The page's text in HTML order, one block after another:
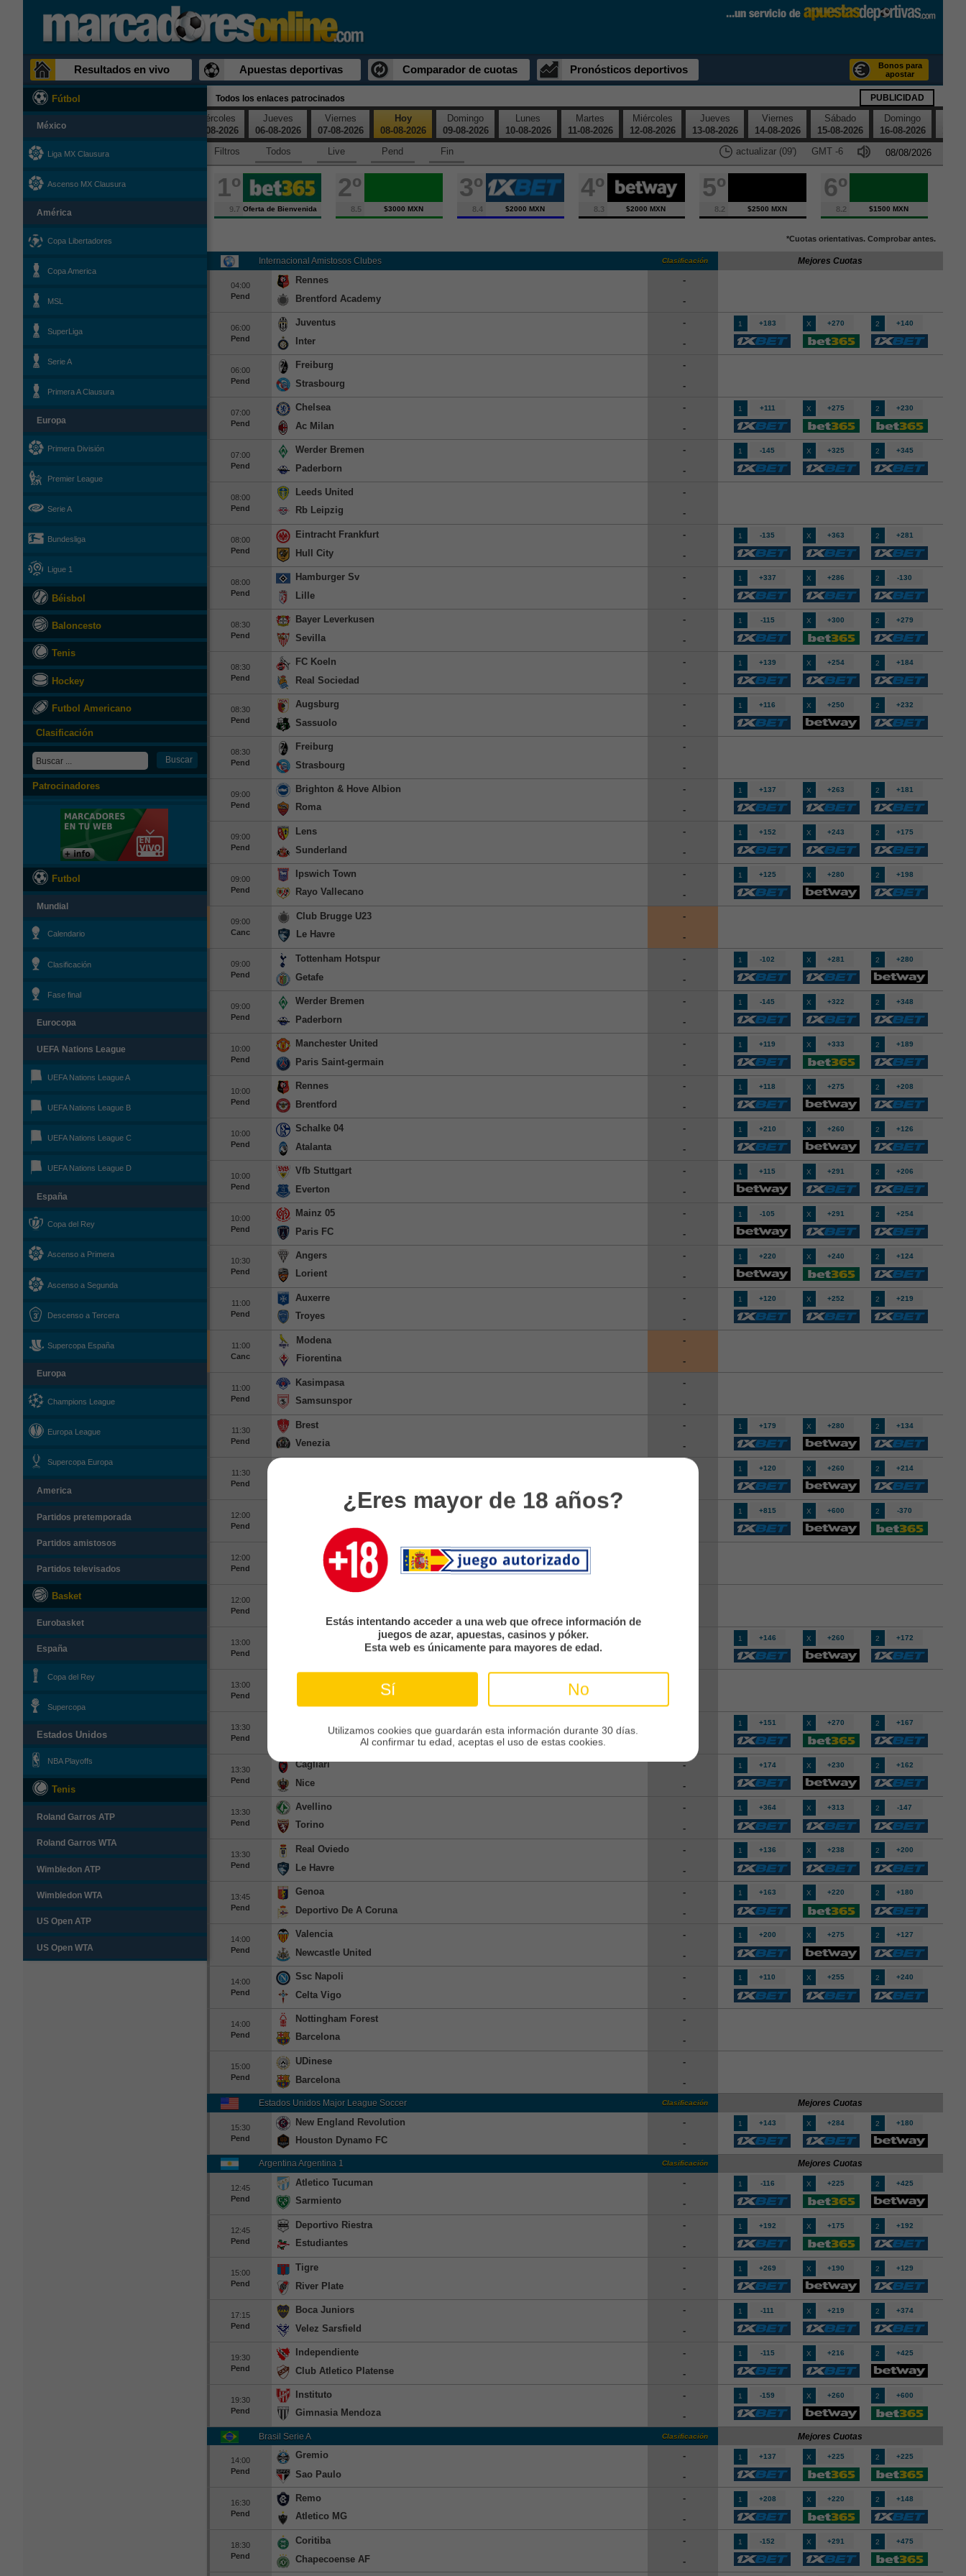
Resultados en vivo Apuestas deportivas Comparador de cuotas Pronósticos deportivos
Bonos para
apostar
Fútbol
México
Liga MX Clausura
Ascenso MX Clausura
América
Copa Libertadores
Copa America
MSL
SuperLiga
Serie A
Primera A Clausura
Europa
Primera División
Premier League
Serie A
Bundesliga
Ligue 1
Béisbol
Baloncesto
Tenis
Hockey
Futbol Americano
Clasificación
Patrocinadores
Futbol
Mundial
Calendario
Clasificación
Fase final
Eurocopa
UEFA Nations League
UEFA Nations League A
UEFA Nations League B
UEFA Nations League C
UEFA Nations League D
España
Copa del Rey
Ascenso a Primera
Ascenso a Segunda
Descenso a Tercera
Supercopa España
Europa
Champions League
Europa League
Supercopa Europa
America
Partidos pretemporada
Partidos amistosos
Partidos televisados
Basket
Eurobasket
España
Copa del Rey
Supercopa
Estados Unidos
NBA Playoffs
Tenis
Roland Garros ATP
Roland Garros WTA
Wimbledon ATP
Wimbledon WTA
US Open ATP
US Open WTA
Todos los enlaces patrocinados PUBLICIDAD
02-08-2026
Miércoles
05-08-2026
Jueves
06-08-2026
Viernes
07-08-2026
Hoy
08-08-2026
Domingo
09-08-2026
Lunes
10-08-2026
Martes
11-08-2026
Miércoles
12-08-2026
Jueves
13-08-2026
Viernes
14-08-2026
Sábado
15-08-2026
Domingo
16-08-2026
Filtros
Todos Live Pend Fin GMT -6
actualizar (08')
1º
9.7 Oferta de Bienvenida
2º
8.5 $3000 MXN
3º
8.4 $2000 MXN
4º
8.3 $2000 MXN
5º
8.2 $2500 MXN
6º
8.2 $1500 MXN
*Cuotas orientativas. Comprobar antes.
Internacional Amistosos Clubes Mejores Cuotas
Clasificación
04:00
Pend
Rennes
Brentford Academy
-
-
06:00
Pend
Juventus
Inter
-
-
1 +183 X +270 2 +140
06:00
Pend
Freiburg
Strasbourg
-
-
07:00
Pend
Chelsea
Ac Milan
-
-
1 +111 X +275 2 +230
07:00
Pend
Werder Bremen
Paderborn
-
-
1 -145 X +325 2 +345
08:00
Pend
Leeds United
Rb Leipzig
-
-
08:00
Pend
Eintracht Frankfurt
Hull City
-
-
1 -135 X +363 2 +281
08:00
Pend
Hamburger Sv
Lille
-
-
1 +337 X +286 2 -130
08:30
Pend
Bayer Leverkusen
Sevilla
-
-
1 -115 X +300 2 +279
08:30
Pend
FC Koeln
Real Sociedad
-
-
1 +139 X +254 2 +184
08:30
Pend
Augsburg
Sassuolo
-
-
1 +116 X +250 2 +232
08:30
Pend
Freiburg
Strasbourg
-
-
09:00
Pend
Brighton & Hove Albion
Roma
-
-
1 +137 X +263 2 +181
09:00
Pend
Lens
Sunderland
-
-
1 +152 X +243 2 +175
09:00
Pend
Ipswich Town
Rayo Vallecano
-
-
1 +125 X +280 2 +198
09:00
Canc
Club Brugge U23
Le Havre
-
-
09:00
Pend
Tottenham Hotspur
Getafe
-
-
1 -102 X +281 2 +280
09:00
Pend
Werder Bremen
Paderborn
-
-
1 -145 X +322 2 +348
10:00
Pend
Manchester United
Paris Saint-germain
-
-
1 +119 X +333 2 +189
10:00
Pend
Rennes
Brentford
-
-
1 +118 X +275 2 +208
10:00
Pend
Schalke 04
Atalanta
-
-
1 +210 X +260 2 +126
10:00
Pend
Vfb Stuttgart
Everton
-
-
1 +115 X +291 2 +206
10:00
Pend
Mainz 05
Paris FC
-
-
1 -105 X +291 2 +254
10:30
Pend
Angers
Lorient
-
-
1 +220 X +240 2 +124
11:00
Pend
Auxerre
Troyes
-
-
1 +120 X +252 2 +219
11:00
Canc
Modena
Fiorentina
-
-
11:00
Pend
Kasimpasa
Samsunspor
-
-
11:30
Pend
Brest
Venezia
-
-
1 +179 X +280 2 +134
11:30
Pend
1 +120 X +260 2 +214
12:00
Pend
Ferencvaros
Real Madrid
1 +815 X +600 2 -370
12:00
Pend
Rizespor
Pyramids FC
12:00
Pend
13:00
Pend
1 +146 X +260 2 +172
13:00
Pend
13:30
Pend
AFc Bournemouth
1 +151 X +270 2 +167
13:30
Pend
Cagliari
Nice
-
-
1 +174 X +230 2 +162
13:30
Pend
Avellino
Torino
-
-
1 +364 X +313 2 -147
13:30
Pend
Real Oviedo
Le Havre
-
-
1 +136 X +238 2 +200
13:45
Pend
Genoa
Deportivo De A Coruna
-
-
1 +163 X +220 2 +180
14:00
Pend
Valencia
Newcastle United
-
-
1 +200 X +275 2 +127
14:00
Pend
Ssc Napoli
Celta Vigo
-
-
1 +110 X +255 2 +240
14:00
Pend
Nottingham Forest
Barcelona
-
-
15:00
Pend
UDinese
Barcelona
-
-
Estados Unidos Major League Soccer Mejores Cuotas
Clasificación
15:30
Pend
New England Revolution
Houston Dynamo FC
-
-
1 +143 X +284 2 +180
Argentina Argentina 1 Mejores Cuotas
Clasificación
12:45
Pend
Atletico Tucuman
Sarmiento
-
-
1 -116 X +225 2 +425
12:45
Pend
Deportivo Riestra
Estudiantes
-
-
1 +192 X +175 2 +192
15:00
Pend
Tigre
River Plate
-
-
1 +269 X +190 2 +129
17:15
Pend
Boca Juniors
Velez Sarsfield
-
-
1 -111 X +219 2 +374
19:30
Pend
Independiente
Club Atletico Platense
-
-
1 -115 X +216 2 +425
19:30
Pend
Instituto
Gimnasia Mendoza
-
-
1 -159 X +260 2 +600
Brasil Serie A Mejores Cuotas
Clasificación
14:00
Pend
Gremio
Sao Paulo
-
-
1 +137 X +225 2 +225
16:30
Pend
Remo
Atletico MG
-
-
1 +208 X +220 2 +148
18:30
Pend
Coritiba
Chapecoense AF
-
-
1 -152 X +291 2 +475
¿Eres mayor de 18 años?
Estás intentando acceder a una web que ofrece información de
juegos de azar, apuestas, casinos y póker.
Esta web es únicamente para mayores de edad.
Sí No
Utilizamos cookies que guardarán esta información durante 30 días.
Al confirmar tu edad, aceptas el uso de estas cookies.